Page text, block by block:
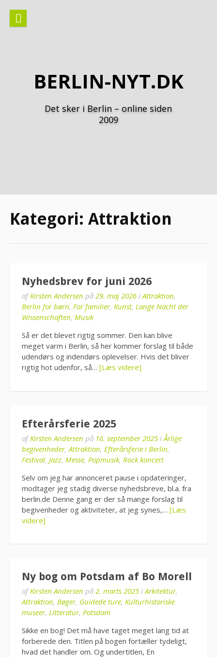
indhold
BERLIN-NYT.DK
Det sker i Berlin – online siden
2009
Kategori: Attraktion
Nyhedsbrev for juni 2026
afKirsten Andersen på 29. maj 2026 iAttraktion,
Berlin for børn, For familier, Kunst, Lange Nacht der
Wissenschaften, Musik
Så er det blevet rigtig sommer. Den kan blive
meget varm i Berlin, så her kommer forslag til både
udendørs og indendørs oplevelser. Hvis det bliver
rigtig hot udenfor, så… [Læs videre]
Efterårsferie 2025
afKirsten Andersen på 16. september 2025 i Årlige
begivenheder, Attraktion, Efterårsferie i Berlin,
Festival, Jazz, Messe, Popmusik, Rock koncert
Selv om jeg har annonceret pause i opdateringer,
modtager jeg stadig diverse nyhedsbreve, bl.a. fra
berlin.de Denne gang er der så mange forslag til
begivenheder og aktiviteter, at jeg synes,… [Læs
videre]
Ny bog om Potsdam af Bo Morell
afKirsten Andersen på 2. marts 2025 iArkitektur,
Attraktion, Bøger, Guidede ture, Kulturhistoriske
museer, Litteratur, Potsdam
Sikke en bog! Det må have taget meget lang tid at
forberede den. Titlen på bogen fortæller tydeligt,
hvad det handler om. Og undertitlen, En